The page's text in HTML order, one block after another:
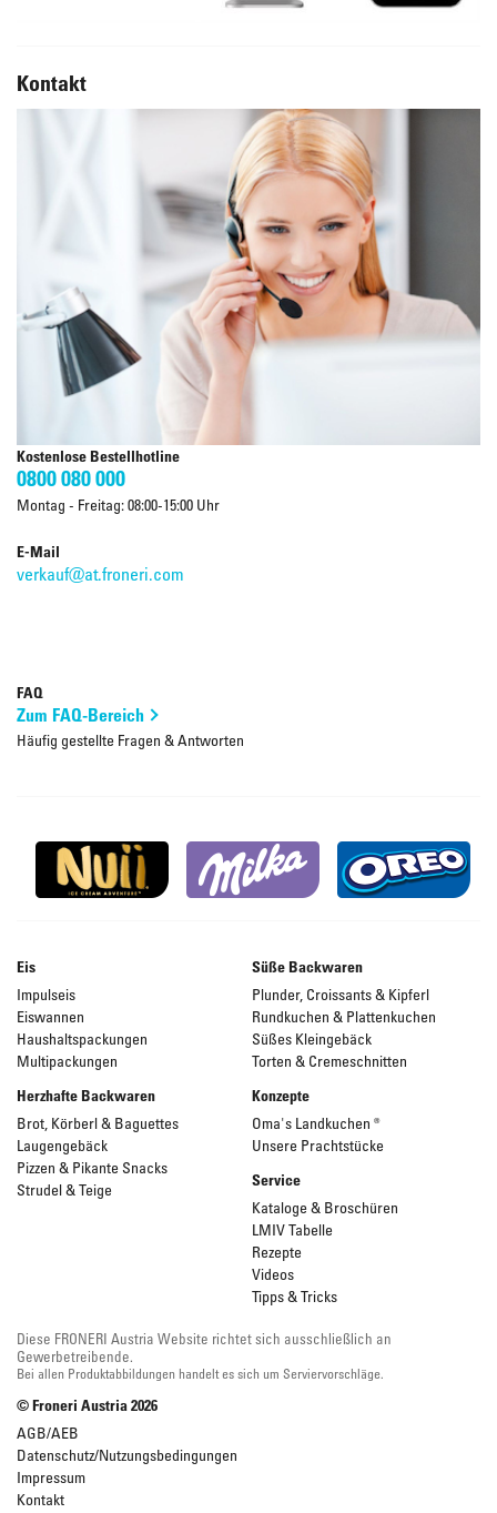
Kontakt
Kostenlose Bestellhotline
0800 080 000
Montag - Freitag: 08:00-15:00 Uhr
E-Mail
verkauf@at.froneri.com
FAQ
Zum FAQ-Bereich
Häufig gestellte Fragen & Antworten
Eis
Impulseis
Eiswannen
Haushaltspackungen
Multipackungen
Süße Backwaren
Plunder, Croissants & Kipferl
Rundkuchen & Plattenkuchen
Süßes Kleingebäck
Torten & Cremeschnitten
Herzhafte Backwaren
Brot, Körberl & Baguettes
Laugengebäck
Pizzen & Pikante Snacks
Strudel & Teige
Konzepte
Oma's Landkuchen ®
Unsere Prachtstücke
Service
Kataloge & Broschüren
LMIV Tabelle
Rezepte
Videos
Tipps & Tricks
Diese FRONERI Austria Website richtet sich ausschließlich an
Gewerbetreibende.
Bei allen Produktabbildungen handelt es sich um Serviervorschläge.
© Froneri Austria2026
AGB/AEB
Datenschutz/Nutzungsbedingungen
Impressum
Kontakt